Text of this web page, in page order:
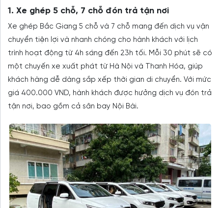
1. Xe ghép 5 chỗ, 7 chỗ đón trả tận nơi
Xe ghép Bắc Giang 5 chỗ và 7 chỗ mang đến dịch vụ vận
chuyển tiện lợi và nhanh chóng cho hành khách với lịch
trình hoạt động từ 4h sáng đến 23h tối. Mỗi 30 phút sẽ có
một chuyến xe xuất phát từ Hà Nội và Thanh Hóa, giúp
khách hàng dễ dàng sắp xếp thời gian di chuyển. Với mức
giá 400.000 VND, hành khách được hưởng dịch vụ đón trả
tận nơi, bao gồm cả sân bay Nội Bài.